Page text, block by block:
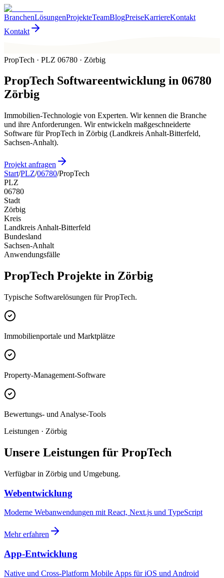
BranchenLösungenProjekteTeamBlogPreiseKarriereKontakt
Kontakt
PropTech · PLZ 06780 · Zörbig
PropTech Softwareentwicklung in 06780
Zörbig
Immobilien-Technologie von Experten. Wir kennen die Branche
und ihre Anforderungen. Wir entwickeln maßgeschneiderte
Software für PropTech in Zörbig (Landkreis Anhalt-Bitterfeld,
Sachsen-Anhalt).
Projekt anfragen
Start/PLZ/06780/PropTech
PLZ
06780
Stadt
Zörbig
Kreis
Landkreis Anhalt-Bitterfeld
Bundesland
Sachsen-Anhalt
Anwendungsfälle
PropTech Projekte in Zörbig
Typische Softwarelösungen für PropTech.
Immobilienportale und Marktplätze
Property-Management-Software
Bewertungs- und Analyse-Tools
Leistungen · Zörbig
Unsere Leistungen für PropTech
Verfügbar in Zörbig und Umgebung.
Webentwicklung
Moderne Webanwendungen mit React, Next.js und TypeScript
Mehr erfahren
App-Entwicklung
Native und Cross-Platform Mobile Apps für iOS und Android